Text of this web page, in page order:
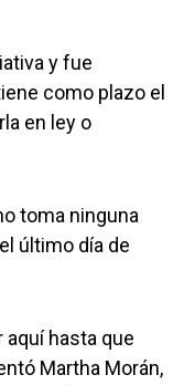
y fue
como plazo el
en ley o
toma ninguna
último día de
hasta que
Martha Morán,